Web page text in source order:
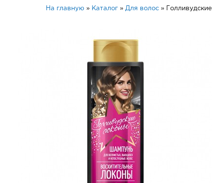
На главную» Каталог» Для волос»